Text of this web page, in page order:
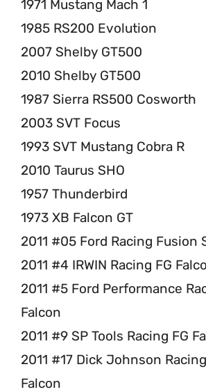
1971 Mustang Mach 1
1985 RS200 Evolution
2007 Shelby GT500
2010 Shelby GT500
1987 Sierra RS500 Cosworth
2003 SVT Focus
1993 SVT Mustang Cobra R
2010 Taurus SHO
1957 Thunderbird
1973 XB Falcon GT
2011 #05 Ford Racing Fusion
2011 #4 IRWIN Racing FG
2011 #5 Ford Performance
Falcon
2011 #9 SP Tools Racing FG
2011 #17 Dick Johnson
Falcon